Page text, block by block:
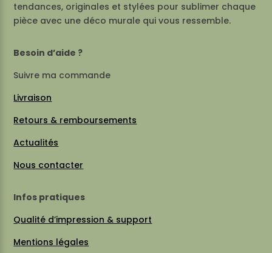
tendances, originales et stylées pour sublimer chaque
pièce avec une déco murale qui vous ressemble.
Besoin d’aide ?
Suivre ma commande
Livraison
Retours & remboursements
Actualités
Nous contacter
Infos pratiques
Qualité d’impression & support
Mentions légales